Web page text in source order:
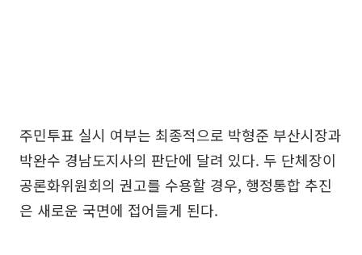
주민투표 실시 여부는 최종적으로 박형준 부산시장과
박완수 경남도지사의 판단에 달려 있다. 두 단체장이
공론화위원회의 권고를 수용할 경우, 행정통합 추진
은 새로운 국면에 접어들게 된다.